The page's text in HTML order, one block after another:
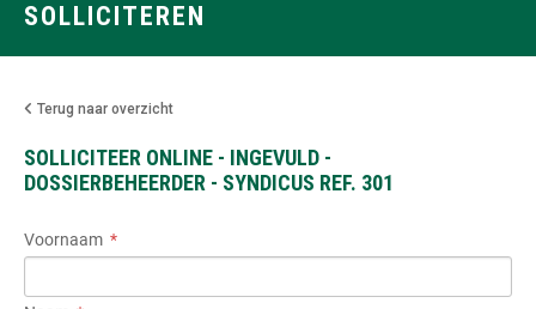
SOLLICITEREN
Terug naar overzicht
SOLLICITEER ONLINE - INGEVULD -
DOSSIERBEHEERDER - SYNDICUS REF. 301
Voornaam